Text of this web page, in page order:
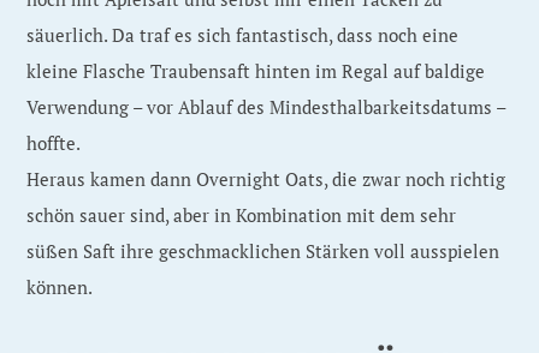
säuerlich. Da traf es sich fantastisch, dass noch eine
kleine Flasche Traubensaft hinten im Regal auf baldige
Verwendung – vor Ablauf des Mindesthalbarkeitsdatums –
hoffte.
Heraus kamen dann Overnight Oats, die zwar noch richtig
schön sauer sind, aber in Kombination mit dem sehr
süßen Saft ihre geschmacklichen Stärken voll ausspielen
können.